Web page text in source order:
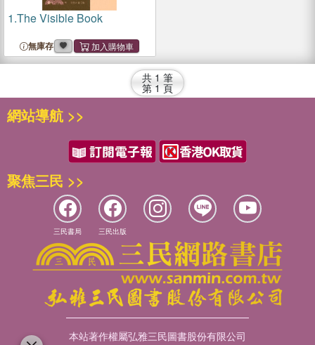
1.The Visible Book
無庫存
共 1 筆
第 1 頁
網站導航 >>
聚焦三民 >>
三民書局 三民出版
本站著作權屬弘雅三民圖書股份有限公司